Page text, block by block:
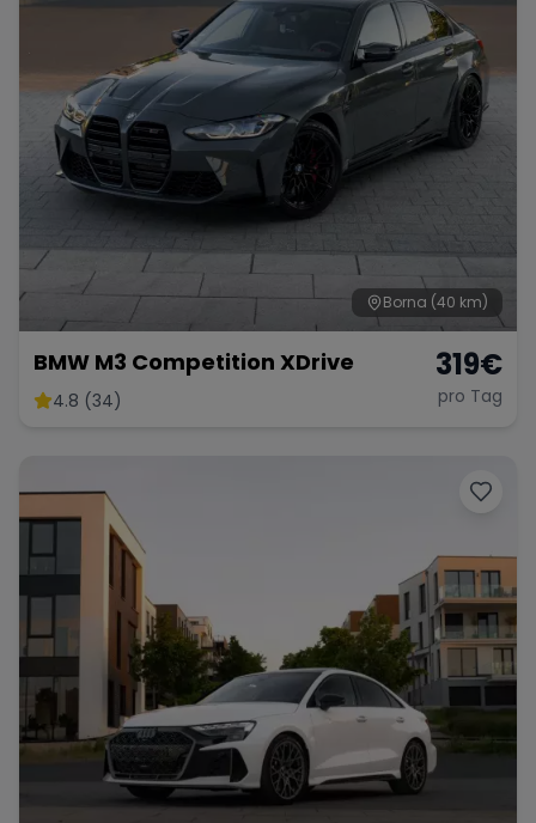
Ford Jaguar
Tesla Chevrolet Dodge
Bentley Rolls Royce Aston Martin
Bugatti Lotus Maserati
Range Rover
Borna (40 km)
BMW M3 Competition XDrive
4.8 (34)
319€
pro Tag